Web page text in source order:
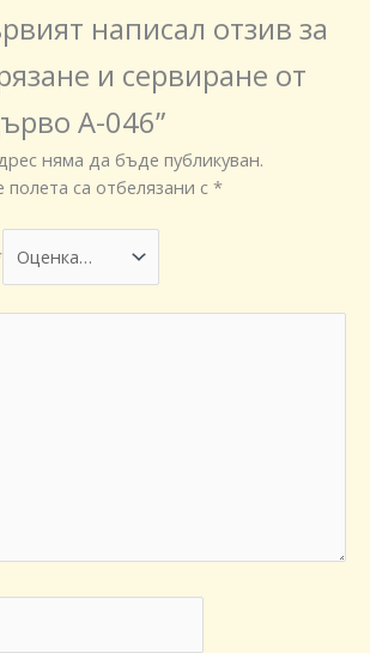
написал отзив за
и сервиране от
A-046”
няма да бъде публикуван.
са отбелязани с *